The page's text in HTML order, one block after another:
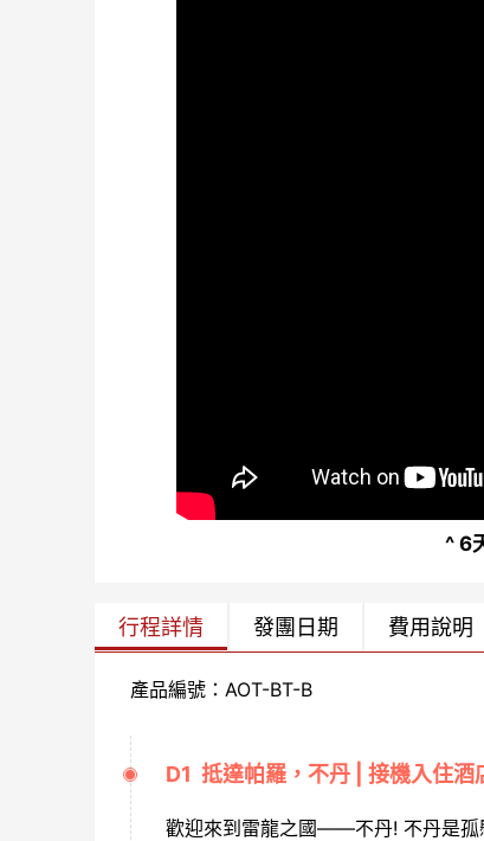
^ 6
行程詳情 發團日期 費用說明
產品編號：AOT-BT-B
D1 抵達帕羅，不丹 | 接機入住酒
歡迎來到雷龍之國——不丹! 不丹是孤